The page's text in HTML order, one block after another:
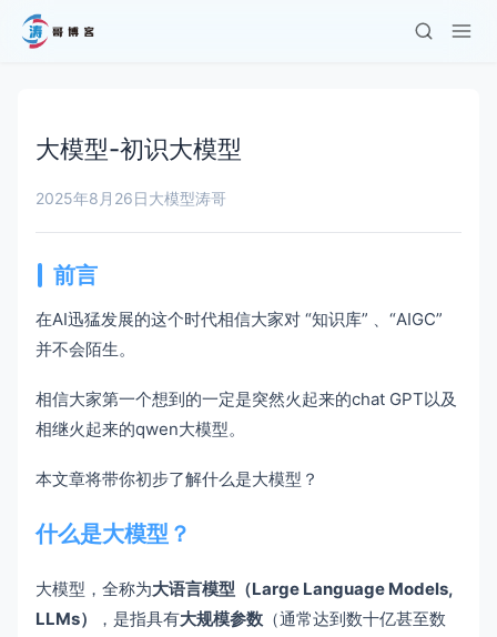
大模型-初识大模型
2025年8月26日大模型涛哥
前言
在AI迅猛发展的这个时代相信大家对 “知识库” 、“AIGC”
并不会陌生。
相信大家第一个想到的一定是突然火起来的chat GPT以及
相继火起来的qwen大模型。
本文章将带你初步了解什么是大模型？
什么是大模型？
大模型，全称为大语言模型（Large Language Models,
LLMs）
，是指具有大规模参数 （通常达到数十亿甚至数